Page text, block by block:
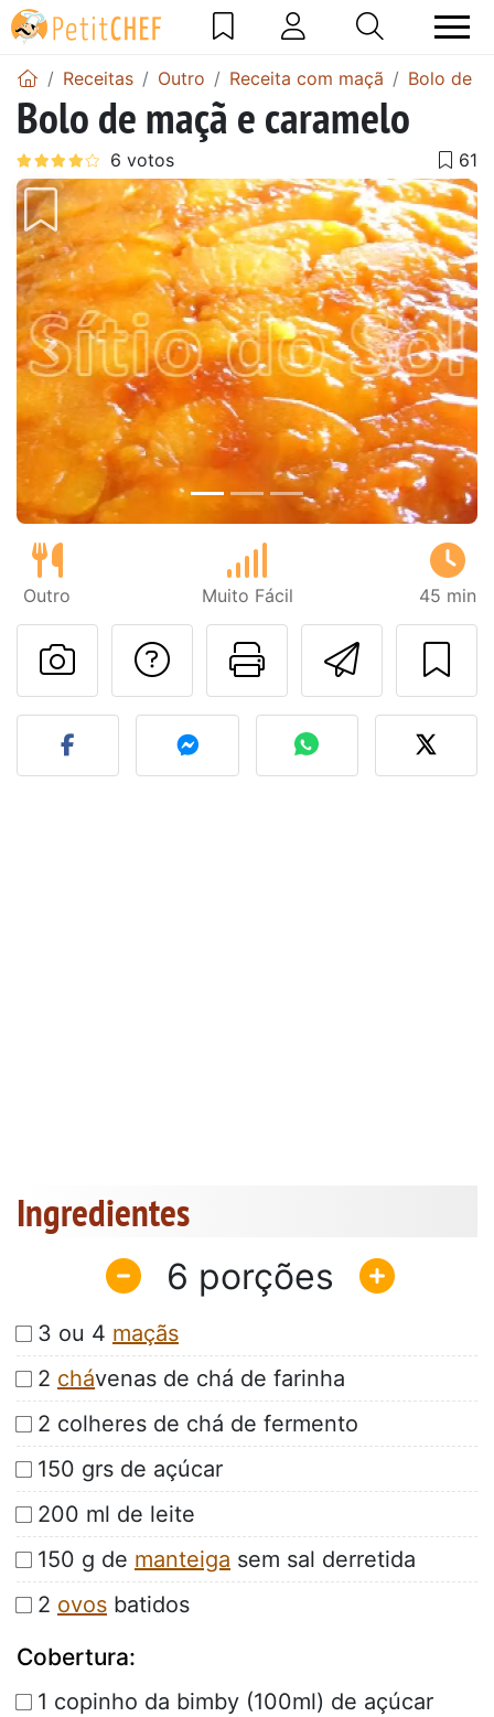
Receitas Outro Receita com maçã Bolo de
Bolo de maçã e caramelo
Anterior Next
Outro Muito Fácil 45 min
Imprima
Falar com o autor
Fez esta receita?
Ingredientes
6
3 ou 4 maçãs
2 chávenas de chá de farinha
2 colheres de chá de fermento
150 grs de açúcar
200 ml de leite
150 g de manteiga sem sal derretida
2 ovos batidos
Cobertura:
1 copinho da bimby (100ml) de açúcar